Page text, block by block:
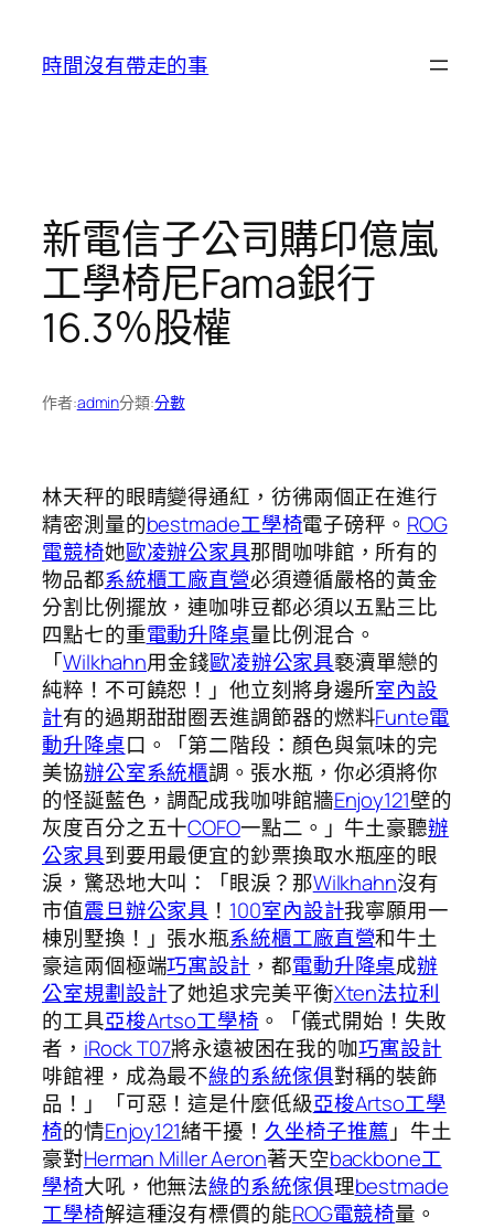
時間沒有帶走的事
新電信子公司購印億嵐
工學椅尼Fama銀行
16.3％股權
作者:admin分類:分數
林天秤的眼睛變得通紅，彷彿兩個正在進行
精密測量的bestmade工學椅電子磅秤。 ROG
電競椅她歐凌辦公家具那間咖啡館，所有的
物品都系統櫃工廠直營必須遵循嚴格的黃金
分割比例擺放，連咖啡豆都必須以五點三比
四點七的重電動升降桌量比例混合。
「Wilkhahn用金錢歐凌辦公家具褻瀆單戀的
純粹！不可饒恕！」他立刻將身邊所室內設
計有的過期甜甜圈丟進調節器的燃料Funte電
動升降桌口。「第二階段：顏色與氣味的完
美協辦公室系統櫃調。張水瓶，你必須將你
的怪誕藍色，調配成我咖啡館牆Enjoy121壁的
灰度百分之五十COFO一點二。」牛土豪聽辦
公家具到要用最便宜的鈔票換取水瓶座的眼
淚，驚恐地大叫：「眼淚？那Wilkhahn沒有
市值震旦辦公家具 ！ 100室內設計我寧願用一
棟別墅換！」張水瓶系統櫃工廠直營和牛土
豪這兩個極端巧寓設計 ，都電動升降桌成辦
公室規劃設計了她追求完美平衡Xten法拉利
的工具亞梭Artso工學椅 。「儀式開始！失敗
者， iRock T07將永遠被困在我的咖巧寓設計
啡館裡，成為最不綠的系統傢俱對稱的裝飾
品！」「可惡！這是什麼低級亞梭Artso工學
椅的情Enjoy121緒干擾！ 久坐椅子推薦 」牛土
豪對Herman Miller Aeron著天空backbone工
學椅大吼，他無法綠的系統傢俱理bestmade
工學椅解這種沒有標價的能ROG電競椅量。